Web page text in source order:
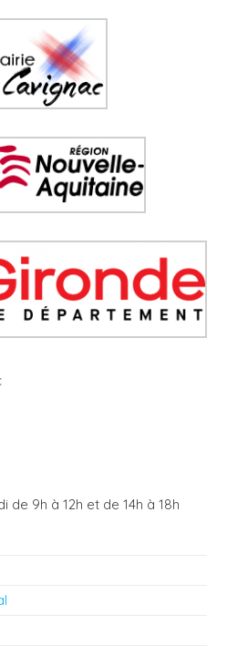
de 9h à 12h et de 14h à 18h